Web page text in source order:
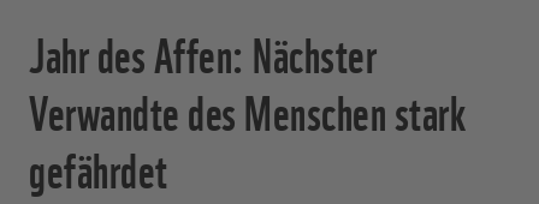
Jahr des Affen: Nächster
Verwandte des Menschen stark
gefährdet